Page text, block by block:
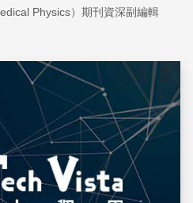
Physics）期刊資深副編輯
儲存